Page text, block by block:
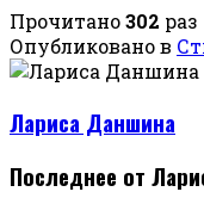
Прочитано302 раз
Опубликовано в
Лариса Даншина
Последнее от